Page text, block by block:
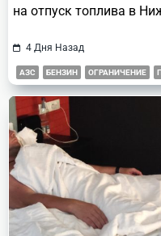
на отпуск топлива в
4 Дня Назад
АЗС БЕНЗИН ОГРАНИЧЕНИЕ